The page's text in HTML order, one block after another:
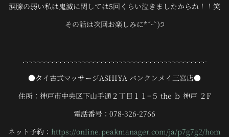
涙腺の弱い私は鬼滅に関しては5回くらい泣きましたからね！！笑
その話は次回お楽しみに*ˊᵕˋ)੭
.-.-.-.-.-.-.-.-.-.-.-.-.-.-.-.-.-.-.-.-.-.-.-.-.-.-.-.-.-.-.-.-.-.-.-.-.-.-.-.-.-.-.-.-.-
●タイ古式マッサージASHIYA バンクンメイ三宮店●
住所： 神戸市中央区下山手通２丁目１１−５ the ｂ 神戸 ２F
電話番号：078-326-2766
ネット予約： https://online.peakmanager.com/ja/p7g7g2/hom